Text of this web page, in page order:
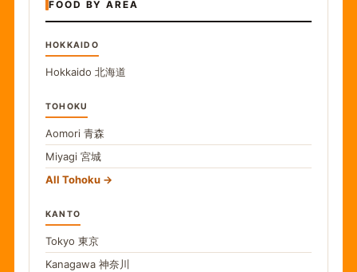
FOOD BY AREA
HOKKAIDO
Hokkaido 北海道
TOHOKU
Aomori 青森
Miyagi 宮城
All Tohoku
KANTO
Tokyo 東京
Kanagawa 神奈川